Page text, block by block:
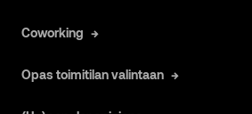
Coworking
Opas toimitilan valintaan